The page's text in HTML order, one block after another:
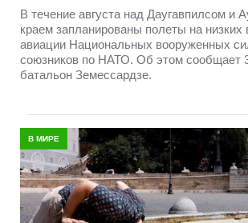
В течение августа над Даугавпилсом и
краем запланированы полеты на низких
авиации Национальных вооруженных
союзников по НАТО. Об этом сообщает
батальон Земессардзе.
В МИРЕ